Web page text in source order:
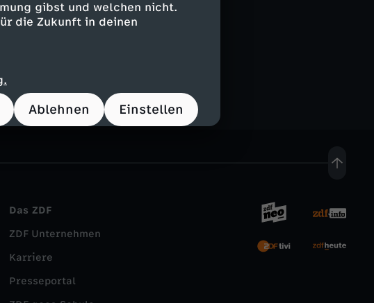
gibst und welchen nicht.
die Zukunft in deinen
Ablehnen Einstellen
und vieles mehr. Immer
Das ZDF
ZDF Unternehmen
Karriere
Presseportal